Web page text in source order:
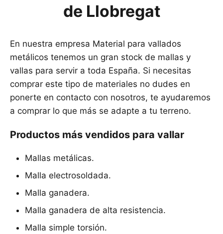
de Llobregat
En nuestra empresa Material para vallados
metálicos tenemos un gran stock de mallas y
vallas para servir a toda España. Si necesitas
comprar este tipo de materiales no dudes en
ponerte en contacto con nosotros, te ayudaremos
a comprar lo que más se adapte a tu terreno.
Productos más vendidos para vallar
Mallas metálicas.
Malla electrosoldada.
Malla ganadera.
Malla ganadera de alta resistencia.
Malla simple torsión.